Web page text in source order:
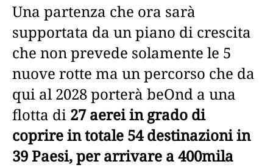
Una partenza che ora sarà
supportata da un piano di crescita
che non prevede solamente le 5
nuove rotte ma un percorso che da
qui al 2028 porterà beOnd a una
flotta di 27 aerei in grado di
coprire in totale 54 destinazioni in
39 Paesi, per arrivare a 400mila